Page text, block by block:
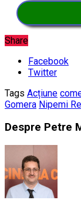
Share
Facebook
Twitter
Tags Acțiune
Gomera Nipemi
Despre Petre